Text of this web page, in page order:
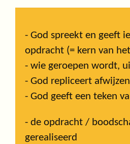
- God spreekt en geeft
opdracht (= kern van
- wie geroepen wordt,
- God repliceert
- God geeft een teken
- de opdracht /
gerealiseerd